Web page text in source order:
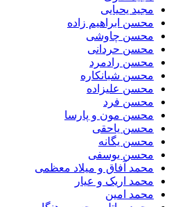
مجید یحیایی
محسن ابراهیم زاده
محسن چاوشی
محسن حردانی
محسن رادمرد
محسن شبانکاره
محسن علیزاده
محسن فرد
محسن مون و پارسا
محسن یاحقی
محسن یگانه
محسن یوسفی
محمد آفاق و میلاد معظمی
محمد اریک و عیار
محمد امین